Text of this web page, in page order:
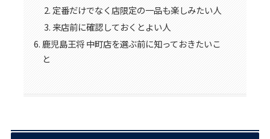
定番だけでなく店限定の一品も楽しみたい人
来店前に確認しておくとよい人
鹿児島王将 中町店を選ぶ前に知っておきたいこ
と